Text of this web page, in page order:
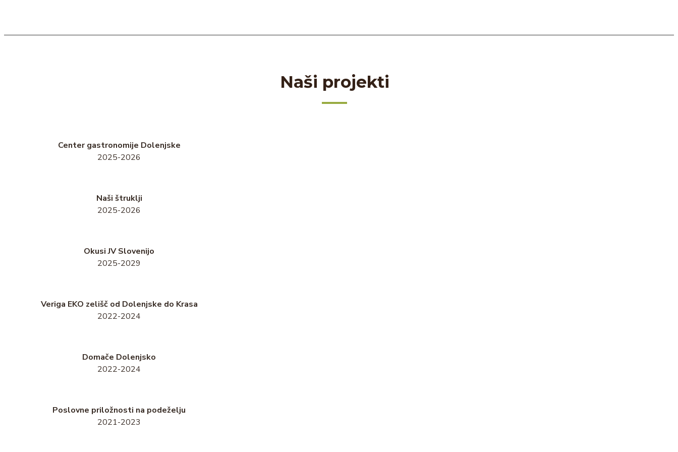
Naši projekti
Center gastronomije Dolenjske
2025-2026
Naši štruklji
2025-2026
Okusi JV Slovenijo
2025-2029
Veriga EKO zelišč od Dolenjske do Krasa
2022-2024
Domače Dolenjsko
2022-2024
Poslovne priložnosti na podeželju
2021-2023